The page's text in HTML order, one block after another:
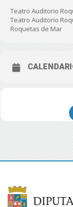
Teatro Auditorio
Teatro Auditorio
Roquetas de Mar